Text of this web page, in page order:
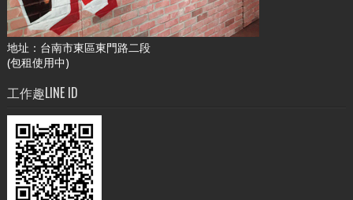
地址：台南市東區東門路二段
(包租使用中)
工作趣LINE ID